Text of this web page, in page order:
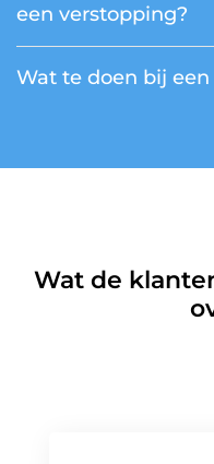
een verstopping?
Wat te doen bij een
Wat de